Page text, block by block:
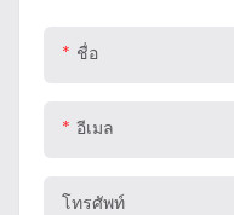
ชื่อ
อีเมล
โทรศัพท์